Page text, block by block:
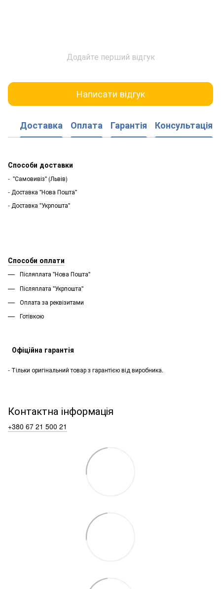
Додайте перший відгук
Написати відгук
Доставка Оплата Гарантія Консультація
Способи доставки
- "Самовивіз" (Львів)
- Доставка "Нова Пошта"
- Доставка "Укрпошта"
Способи оплати
Післяплата "Нова Пошта"
Післяплата "Укрпошта''
Оплата за реквізитами
Готівкою
Офіційна гарантія
- Тільки оригінальний товар з гарантією від виробника.
Контактна інформація
+380 67 21 500 21